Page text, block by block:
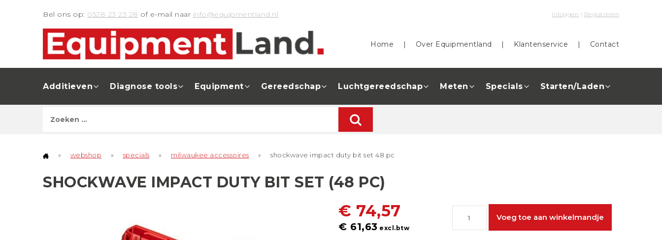
Bel ons op: 0528 23 23 28 of e-mail naar info@equipmentland.nl Inloggen | Registreren
Home | Over Equipmentland | Klantenservice | Contact
Additieven Diagnose tools Equipment Gereedschap Luchtgereedschap Meten Specials Starten/Laden
» webshop » specials » milwaukee accessoires » shockwave impact duty bit set 48 pc
SHOCKWAVE IMPACT DUTY BIT SET (48 PC)
€ 74,57
€ 61,63 excl.btw